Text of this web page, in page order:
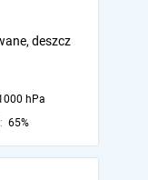
deszcz
hPa
65%